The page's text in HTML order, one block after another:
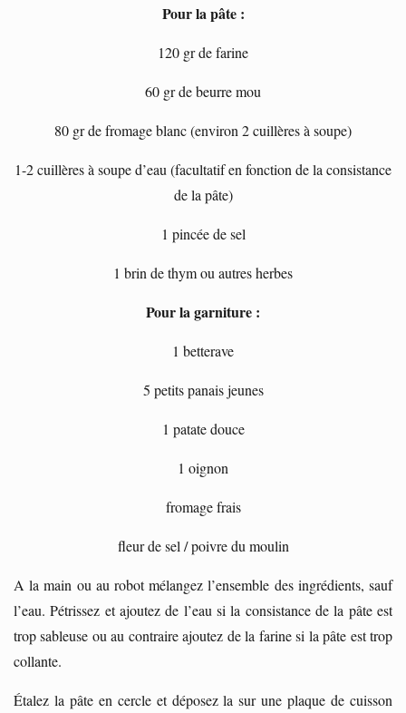
Pour la pâte :
120 gr de farine
60 gr de beurre mou
80 gr de fromage blanc (environ 2 cuillères à soupe)
1-2 cuillères à soupe d’eau (facultatif en fonction de la consistance
de la pâte)
1 pincée de sel
1 brin de thym ou autres herbes
Pour la garniture :
1 betterave
5 petits panais jeunes
1 patate douce
1 oignon
fromage frais
fleur de sel / poivre du moulin
A la main ou au robot mélangez l’ensemble des ingrédients, sauf
l’eau. Pétrissez et ajoutez de l’eau si la consistance de la pâte est
trop sableuse ou au contraire ajoutez de la farine si la pâte est trop
collante.
Étalez la pâte en cercle et déposez la sur une plaque de cuisson